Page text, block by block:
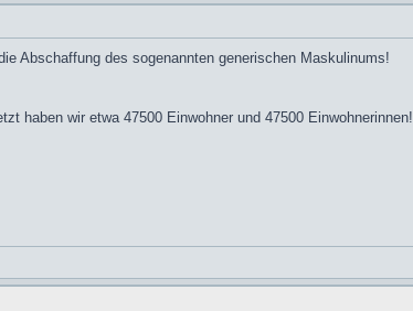
Abschaffung des sogenannten generischen Maskulinums!
haben wir etwa 47500 Einwohner und 47500 Einwohnerinnen!